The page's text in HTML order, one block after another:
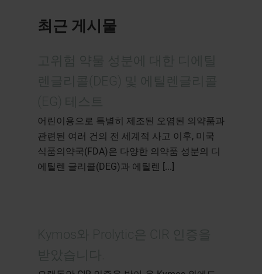
최근 게시물
어린이용으로 특별히 제조된 오염된 의약품과
관련된 여러 건의 전 세계적 사고 이후, 미국
식품의약국(FDA)은 다양한 의약품 성분의 디
에틸렌 글리콜(DEG)과 에틸렌 [...]